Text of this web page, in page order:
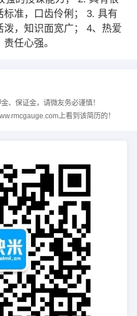
准，口齿伶俐； 3. 具有
，知识面宽广； 4、热爱
任心强。
、保证金，请微友务必谨慎！
上看到该简历的！